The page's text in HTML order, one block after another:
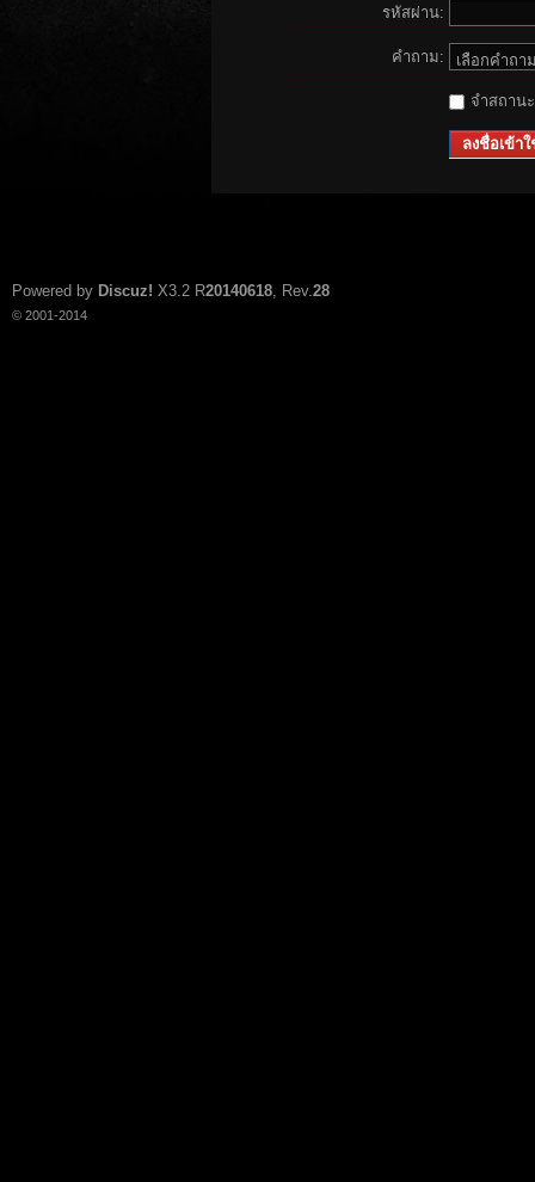
รหัสผ่าน:
คำถาม:
จำสถาน
ลงชื่อเข้าใ
Powered by Discuz! X3.2 R20140618, Rev.28
© 2001-2014